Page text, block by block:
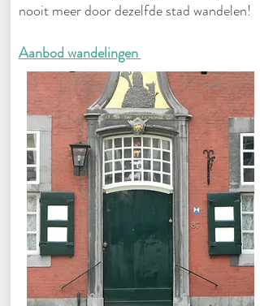
nooit meer door dezelfde stad wandelen!
Aanbod wandelingen